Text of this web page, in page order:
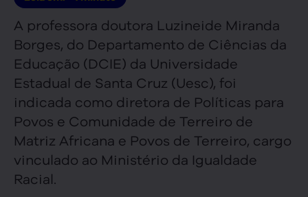
A professora doutora Luzineide Miranda
Borges, do Departamento de Ciências da
Educação (DCIE) da Universidade
Estadual de Santa Cruz (Uesc), foi
indicada como diretora de Políticas para
Povos e Comunidade de Terreiro de
Matriz Africana e Povos de Terreiro, cargo
vinculado ao Ministério da Igualdade
Racial.